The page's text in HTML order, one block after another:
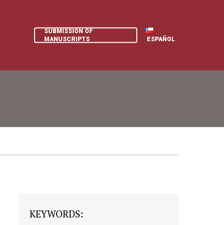
SUBMISSION OF
MANUSCRIPTS
ESPAÑOL
KEYWORDS: